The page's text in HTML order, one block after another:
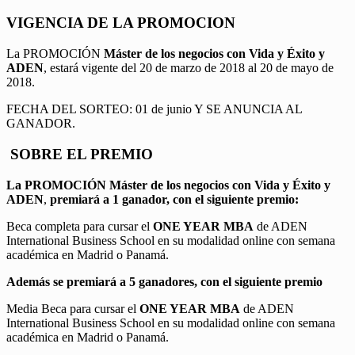
VIGENCIA DE LA PROMOCION
La PROMOCIÓN Máster de los negocios con Vida y Éxito y
ADEN, estará vigente del 20 de marzo de 2018 al 20 de mayo de
2018.
FECHA DEL SORTEO: 01 de junio Y SE ANUNCIA AL
GANADOR.
SOBRE EL PREMIO
La PROMOCIÓN Máster de los negocios con Vida y Éxito y
ADEN, premiará a 1 ganador, con el siguiente premio:
Beca completa para cursar el ONE YEAR MBA de ADEN
International Business School en su modalidad online con semana
académica en Madrid o Panamá.
Además se premiará a 5 ganadores, con el siguiente premio
Media Beca para cursar el ONE YEAR MBA de ADEN
International Business School en su modalidad online con semana
académica en Madrid o Panamá.